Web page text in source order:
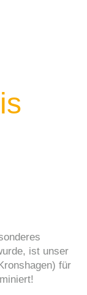
ist unser
für